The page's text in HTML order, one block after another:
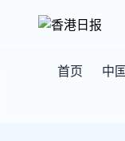
首页 中